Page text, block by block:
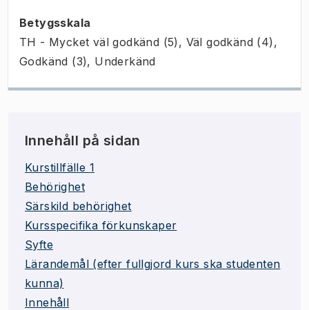
Betygsskala
TH - Mycket väl godkänd (5), Väl godkänd (4),
Godkänd (3), Underkänd
Innehåll på sidan
Kurstillfälle 1
Behörighet
Särskild behörighet
Kursspecifika förkunskaper
Syfte
Lärandemål (efter fullgjord kurs ska studenten
kunna)
Innehåll